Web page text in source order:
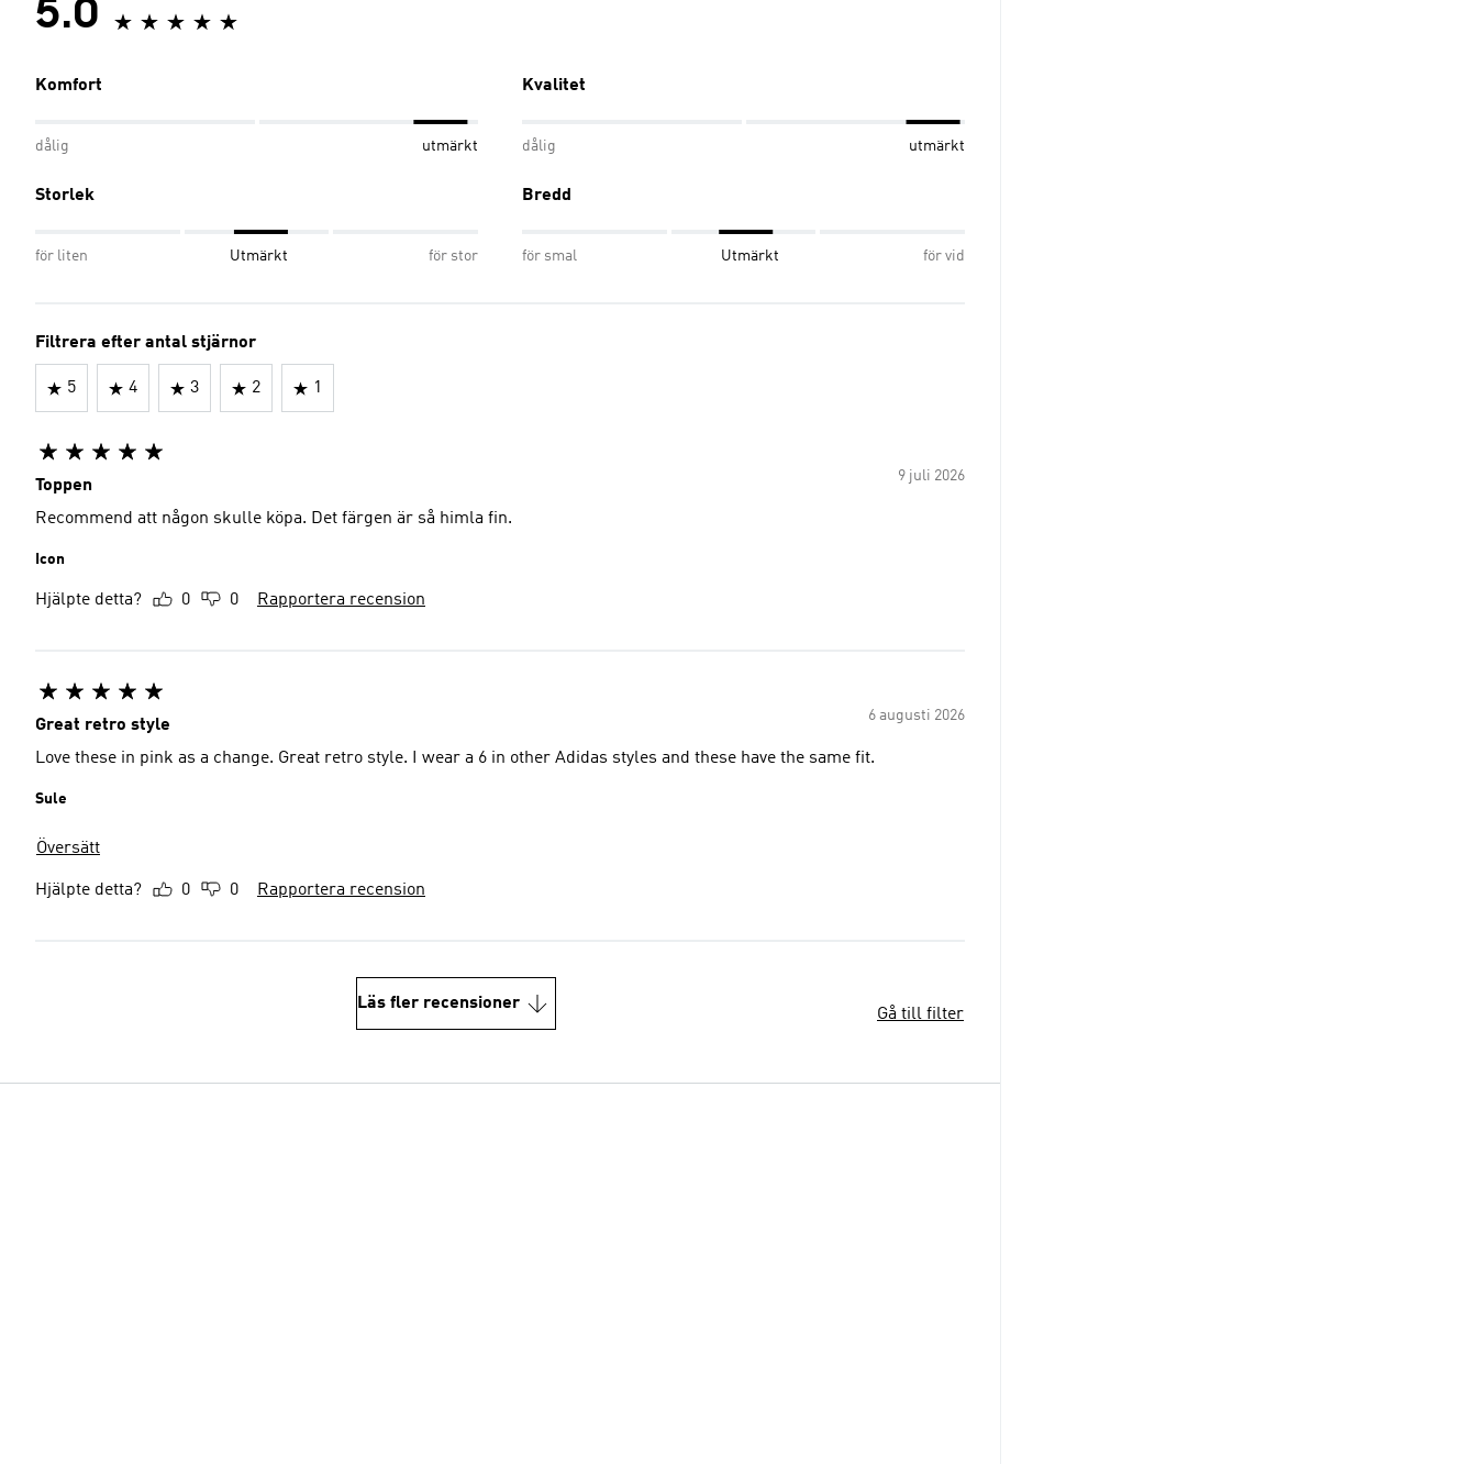
5.0
Komfort
dålig utmärkt
Kvalitet
dålig utmärkt
Storlek
för liten Utmärkt för stor
Bredd
för smal Utmärkt för vid
Filtrera efter antal stjärnor
5 4 3 2 1
9 juli 2026
Toppen
Recommend att någon skulle köpa. Det färgen är så himla fin.
Icon
Hjälpte detta? 0 0 Rapportera recension
6 augusti 2026
Great retro style
Love these in pink as a change. Great retro style. I wear a 6 in other Adidas styles and these have the same fit.
Sule
Översätt
Hjälpte detta? 0 0 Rapportera recension
Läs fler recensioner
Gå till filter